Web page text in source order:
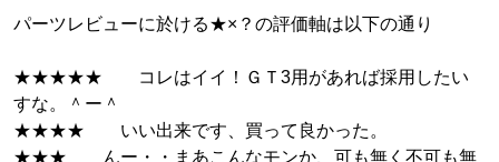
パーツレビューに於ける★×？の評価軸は以下の通り
★★★★★ コレはイイ！ＧＴ3用があれば採用したい
すな。＾ー＾
★★★★ いい出来です、買って良かった。
★★★ んー・・まあこんなモンか、可も無く不可も無